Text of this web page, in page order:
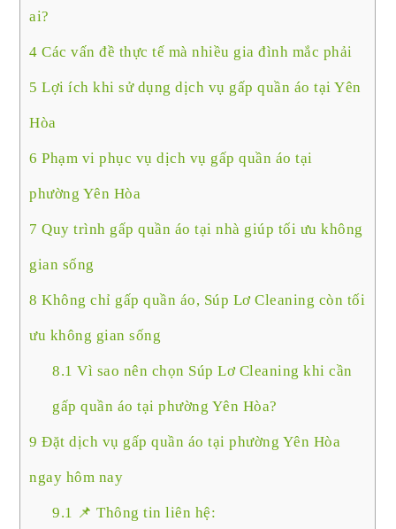
ai?
4 Các vấn đề thực tế mà nhiều gia đình mắc phải
5 Lợi ích khi sử dụng dịch vụ gấp quần áo tại Yên
Hòa
6 Phạm vi phục vụ dịch vụ gấp quần áo tại
phường Yên Hòa
7 Quy trình gấp quần áo tại nhà giúp tối ưu không
gian sống
8 Không chỉ gấp quần áo, Súp Lơ Cleaning còn tối
ưu không gian sống
8.1 Vì sao nên chọn Súp Lơ Cleaning khi cần
gấp quần áo tại phường Yên Hòa?
9 Đặt dịch vụ gấp quần áo tại phường Yên Hòa
ngay hôm nay
9.1 📌 Thông tin liên hệ: